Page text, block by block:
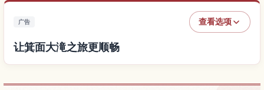
广告 查看选项
让箕面大滝之旅更顺畅